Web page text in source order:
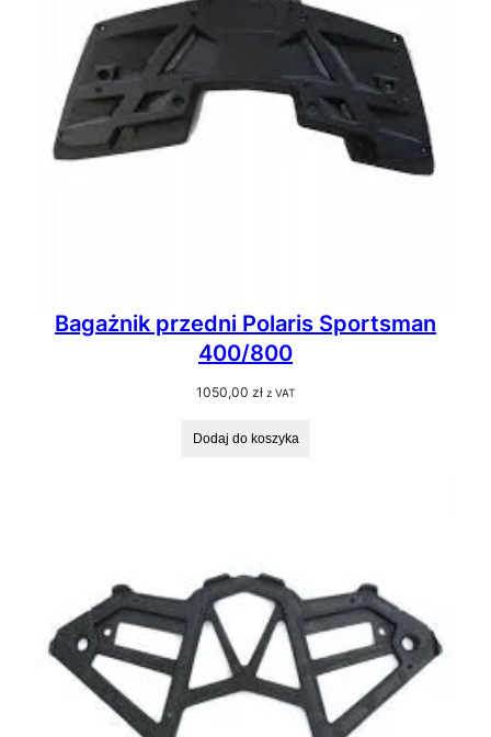
Bagażnik przedni Polaris Sportsman
400/800
1050,00 zł z VAT
Dodaj do koszyka